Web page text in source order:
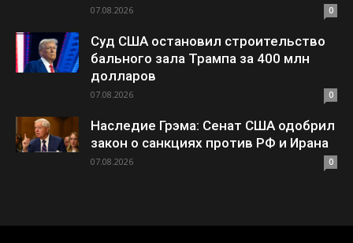
07.08.2026 0
Суд США остановил строительство
бального зала Трампа за 400 млн
долларов
07.08.2026 0
Наследие Грэма: Сенат США одобрил
закон о санкциях против РФ и Ирана
07.08.2026 0